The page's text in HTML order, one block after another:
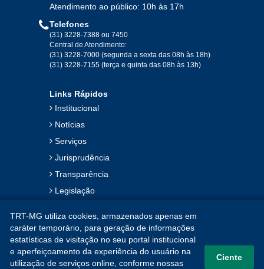
Atendimento ao público: 10h às 17h
Telefones
(31) 3228-7388 ou 7450
Central de Atendimento:
(31) 3228-7000 (segunda a sexta das 08h às 18h)
(31) 3228-7155 (terça e quinta das 08h às 13h)
Links Rápidos
Institucional
Notícias
Serviços
Jurisprudência
Transparência
Legislação
Contato
Mapa do Site
TRT-MG utiliza cookies, armazenados apenas em
caráter temporário, para geração de informações
estatísticas de visitação no seu portal institucional
e aperfeiçoamento da experiência do usuário na
utilização de serviços online, conforme nossas
Ciente